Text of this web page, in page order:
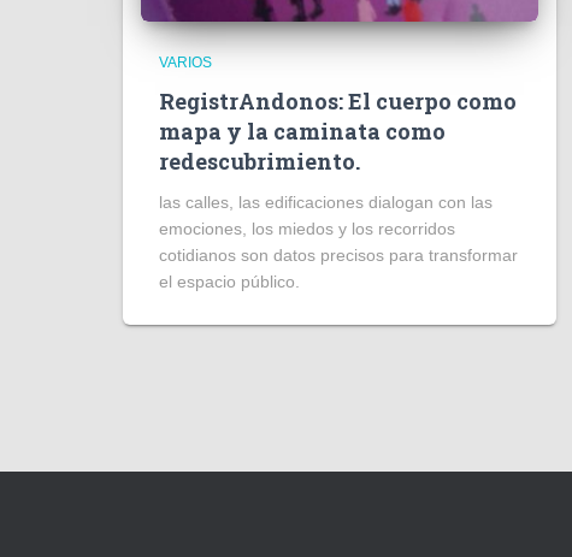
VARIOS
RegistrAndonos: El cuerpo como
mapa y la caminata como
redescubrimiento.
las calles, las edificaciones dialogan con las
emociones, los miedos y los recorridos
cotidianos son datos precisos para transformar
el espacio público.